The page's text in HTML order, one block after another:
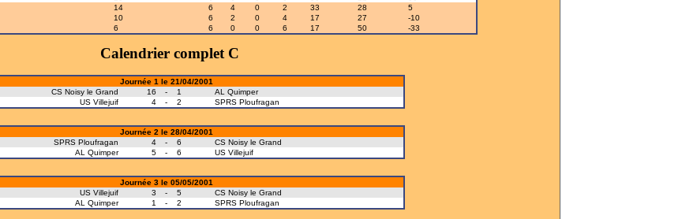
14 6 4 0 2 33 28
5
10 6 2 0 4 17 27
-10
6 6 0 0 6 17 50 -33
Calendrier complet C
Journée 1 le 21/04/2001
CS Noisy le Grand
16 - 1
AL Quimper
US Villejuif
4 - 2 SPRS Ploufragan
Journée 2 le 28/04/2001
SPRS Ploufragan
4 - 6
CS Noisy le Grand
AL Quimper
5 - 6 US Villejuif
Journée 3 le 05/05/2001
US Villejuif
3 - 5
CS Noisy le Grand
AL Quimper
1 - 2 SPRS Ploufragan